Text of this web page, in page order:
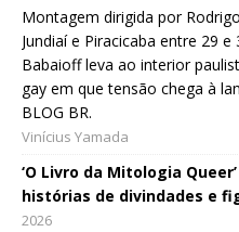
Montagem dirigida por
Jundiaí e Piracicaba entre 29
Babaioff leva ao interior
gay em que tensão chega à
BLOG BR.
Vinícius Yamada
‘O Livro da Mitologia
histórias de divindades e
2026